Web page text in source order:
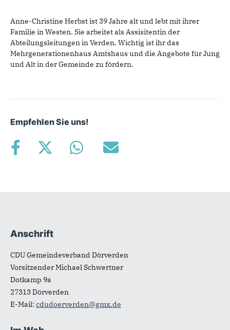
Anne-Christine Herbst ist 39 Jahre alt und lebt mit ihrer
Familie in Westen. Sie arbeitet als Assisitentin der
Abteilungsleitungen in Verden. Wichtig ist ihr das
Mehrgenerationenhaus Amtshaus und die Angebote für Jung
und Alt in der Gemeinde zu fördern.
Empfehlen Sie uns!
Fußbereich
Anschrift
CDU Gemeindeverband Dörverden
Vorsitzender Michael Schwertner
Dotkamp 9a
27313Dörverden
E-Mail: cdudoerverden@gmx.de